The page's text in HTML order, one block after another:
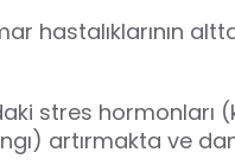
hastalıklarının
stres
artırmakta ve